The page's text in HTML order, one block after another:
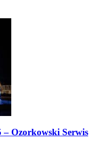
Ozorkowski Serwis